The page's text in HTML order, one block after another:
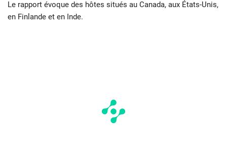
Le rapport évoque des hôtes situés au Canada, aux États-Unis,
en Finlande et en Inde.